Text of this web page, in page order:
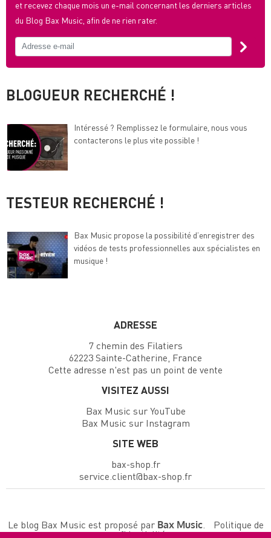
et recevez chaque mois un e-mail concernant les derniers articles
du Blog Bax Music, afin de ne rien rater.
BLOGUEUR RECHERCHÉ !
Intéressé ? Remplissez le formulaire, nous vous
contacterons le plus vite possible !
TESTEUR RECHERCHÉ !
Bax Music propose la possibilité d’enregistrer des
vidéos de tests professionnelles aux spécialistes en
musique !
ADRESSE
7 chemin des Filatiers
62223 Sainte-Catherine, France
Cette adresse n'est pas un point de vente
VISITEZ AUSSI
Bax Music sur YouTube
Bax Music sur Instagram
SITE WEB
bax-shop.fr
service.client@bax-shop.fr
Le blog Bax Music est proposé par Bax Music. Politique de
confidentialité